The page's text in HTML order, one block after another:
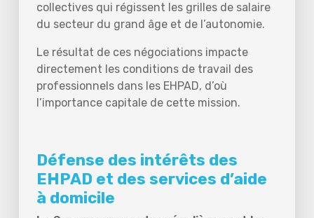
collectives qui régissent les grilles de salaire
du secteur du grand âge et de l’autonomie.
Le résultat de ces négociations impacte
directement les conditions de travail des
professionnels dans les EHPAD, d’où
l’importance capitale de cette mission.
Défense des intérêts des
EHPAD et des services d’aide
à domicile